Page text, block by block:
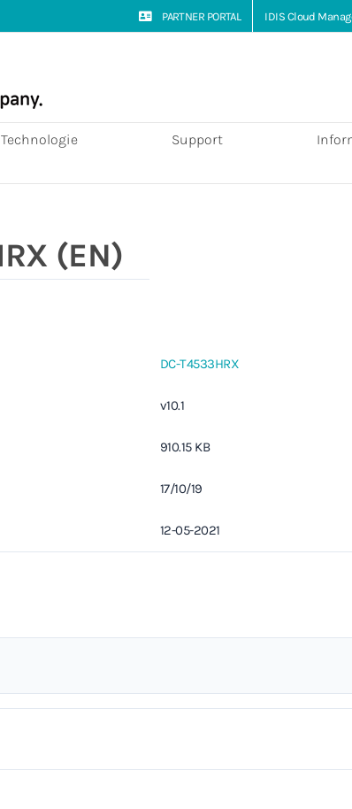
PARTNER PORTAL IDIS Cloud
Technologie Support
(EN)
DC-T4533HRX
v10.1
910.15 KB
17/10/19
12-05-2021